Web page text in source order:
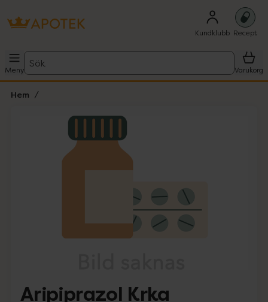
Kundklubb Recept
Meny
Sök
Varukorg
Hem
Lista: . Innehåller 1 objekt.
Aripiprazol Krka